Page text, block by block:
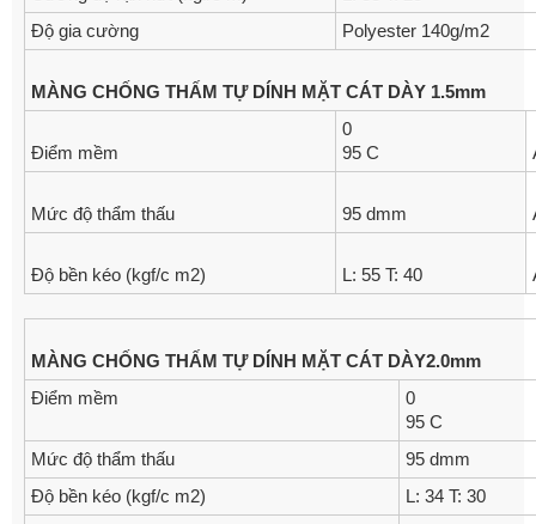
Độ gia cường
Polyester 140g/m2
MÀNG CHỐNG THẤM TỰ DÍNH MẶT CÁT DÀY 1.5mm
Điểm mềm
0
95 C
Mức độ thẩm thấu 95 dmm
Độ bền kéo (kgf/c m2) L: 55 T: 40
MÀNG CHỐNG THẤM TỰ DÍNH MẶT CÁT DÀY2.0mm
Điểm mềm
0
95 C
Mức độ thẩm thấu
95 dmm
Độ bền kéo (kgf/c m2)
L: 34 T: 30